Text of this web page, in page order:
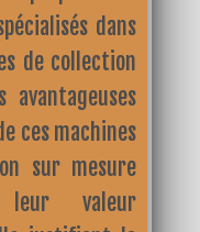
dans
de collection
avantageuses
ces machines
sur mesure
valeur